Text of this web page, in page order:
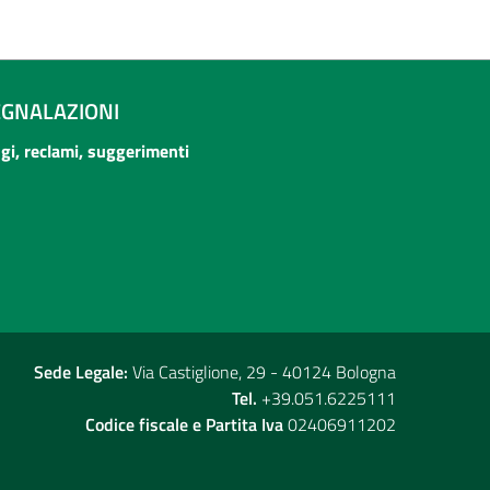
reclami, suggerimenti
Sede Legale: Via Castiglione, 29 - 40124 Bologna
Tel. +39.051.6225111
Codice fiscale e Partita Iva02406911202